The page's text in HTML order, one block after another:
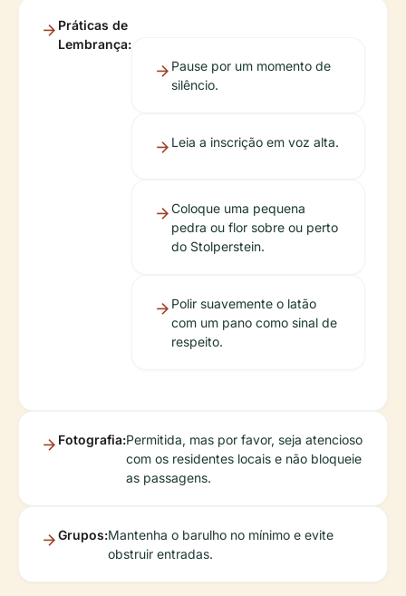
Práticas de
Lembrança:
Pause por um momento de
silêncio.
Leia a inscrição em voz alta.
Coloque uma pequena
pedra ou flor sobre ou perto
do Stolperstein.
Polir suavemente o latão
com um pano como sinal de
respeito.
Fotografia:Permitida, mas por favor, seja atencioso
com os residentes locais e não bloqueie
as passagens.
Grupos:Mantenha o barulho no mínimo e evite
obstruir entradas.